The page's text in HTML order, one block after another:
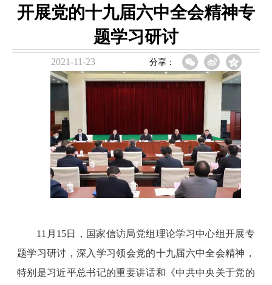
开展党的十九届六中全会精神专
题学习研讨
2021-11-23 分享：
11月15日，国家信访局党组理论学习中心组开展专
题学习研讨，深入学习领会党的十九届六中全会精神，
特别是习近平总书记的重要讲话和《中共中央关于党的